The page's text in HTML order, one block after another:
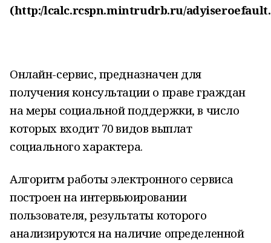
(http:/lcalc.rcspn.mintrudrb.ru/
Онлайн-сервис, предназначен для
получения консультации о праве граждан
на меры социальной поддержки, в число
которых входит 70 видов выплат
социального характера.
Алгоритм работы электронного сервиса
построен на интервьюировании
пользователя, результаты которого
анализируются на наличие определенной